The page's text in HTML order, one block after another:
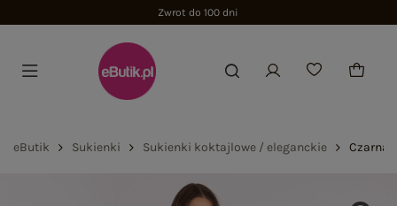
Zwrot do 100 dni
eButik Sukienki Sukienki koktajlowe / eleganckie Czarna